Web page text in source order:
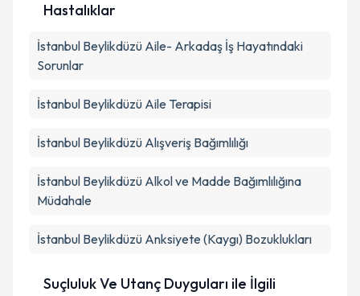
Hastalıklar
İstanbul Beylikdüzü Aile- Arkadaş İş Hayatındaki
Sorunlar
İstanbul Beylikdüzü Aile Terapisi
İstanbul Beylikdüzü Alışveriş Bağımlılığı
İstanbul Beylikdüzü Alkol ve Madde Bağımlılığına
Müdahale
İstanbul Beylikdüzü Anksiyete (Kaygı) Bozuklukları
Suçluluk Ve Utanç Duyguları ile İlgili